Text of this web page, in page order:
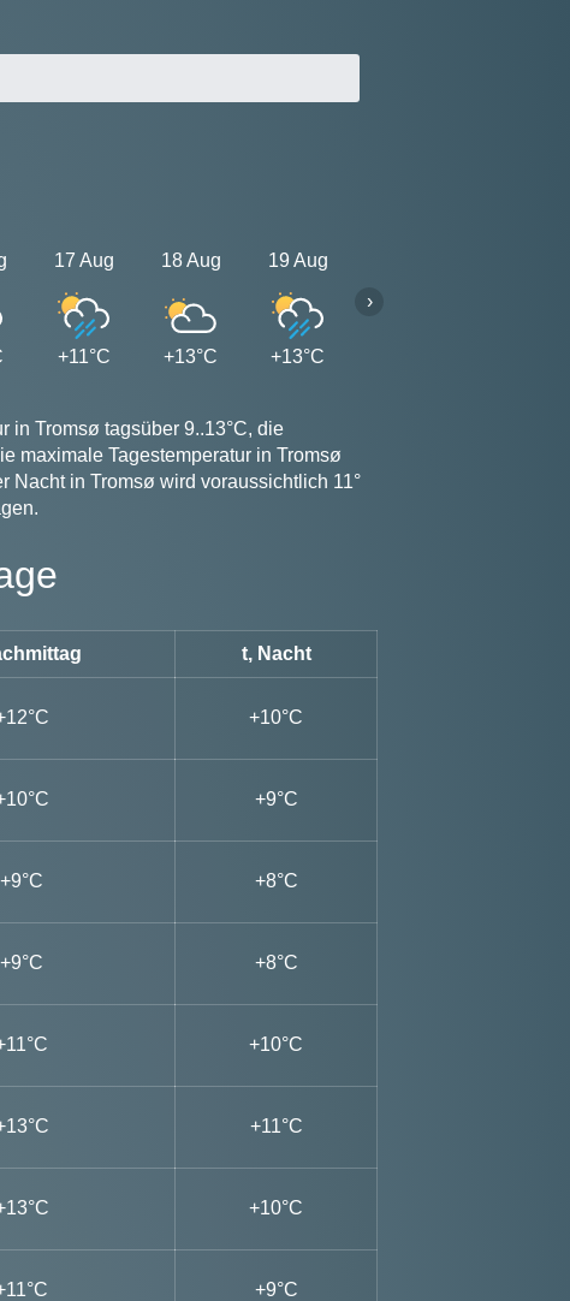
17 Aug
+11°C
18 Aug
+13°C
19 Aug
+13°C
›
in Tromsø tagsüber 9..13°C, die
maximale Tagestemperatur in Tromsø
Nacht in Tromsø wird voraussichtlich 11°
t, Nacht
+10°C
+9°C
+9°C +8°C
+9°C +8°C
+10°C
+11°C
+10°C
+9°C